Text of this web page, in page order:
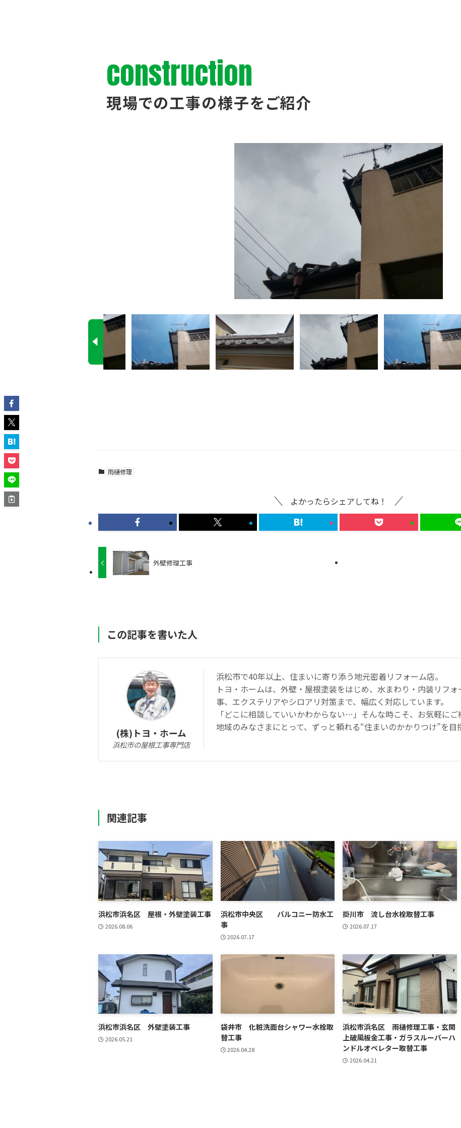
construction
現場での工事の様子をご紹介
雨樋修理
よかったらシェアしてね！
外壁修理工事
この記事を書いた人
(株)トヨ・ホーム
浜松市の屋根工事専門店
浜松市で40年以上、住まいに寄り添う地元密着リフォーム店。
トヨ・ホームは、外壁・屋根塗装をはじめ、水まわり・内装リフ
事、エクステリアやシロアリ対策まで、幅広く対応しています。
「どこに相談していいかわからない…」そんな時こそ、お気軽にご
地域のみなさまにとって、ずっと頼れる“住まいのかかりつけ”を目
関連記事
浜松市浜名区 屋根・外壁塗装工事
2026.08.06
浜松市中央区 バルコニー防水工
事
2026.07.17
掛川市 流し台水栓取替工事
2026.07.17
浜松市浜名区 外壁塗装工事
2026.05.21
袋井市 化粧洗面台シャワー水栓取
替工事
2026.04.28
浜松市浜名区 雨樋修理工事・玄関
上破風板金工事・ガラスルーバーハ
ンドルオペレター取替工事
2026.04.21